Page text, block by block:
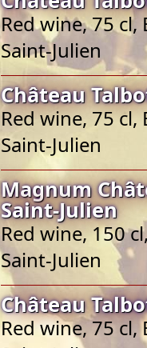
Red wine, 75
Saint-Julien
Château
Red wine, 75
Saint-Julien
Magnum
Saint-Julien
Red wine, 150
Saint-Julien
Château
Red wine, 75